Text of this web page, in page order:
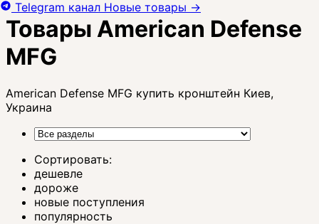
Товары American Defense
MFG
American Defense MFG купить кронштейн Киев,
Украина
Сортировать:
дешевле
дороже
новые поступления
популярность
Telegram канал Новые товары →